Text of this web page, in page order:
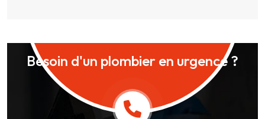
Besoin d'un plombier en urgence ?